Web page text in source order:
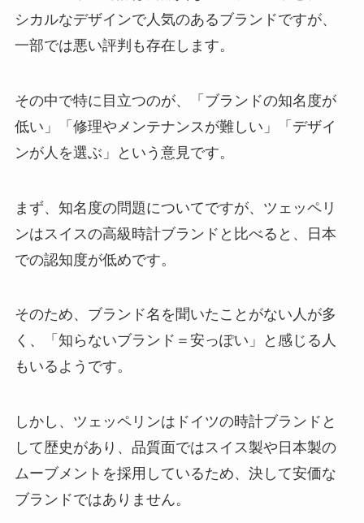
シカルなデザインで人気のあるブランドですが、
一部では悪い評判も存在します。
その中で特に目立つのが、「ブランドの知名度が
低い」「修理やメンテナンスが難しい」「デザイ
ンが人を選ぶ」という意見です。
まず、知名度の問題についてですが、ツェッペリ
ンはスイスの高級時計ブランドと比べると、日本
での認知度が低めです。
そのため、ブランド名を聞いたことがない人が多
く、「知らないブランド＝安っぽい」と感じる人
もいるようです。
しかし、ツェッペリンはドイツの時計ブランドと
して歴史があり、品質面ではスイス製や日本製の
ムーブメントを採用しているため、決して安価な
ブランドではありません。